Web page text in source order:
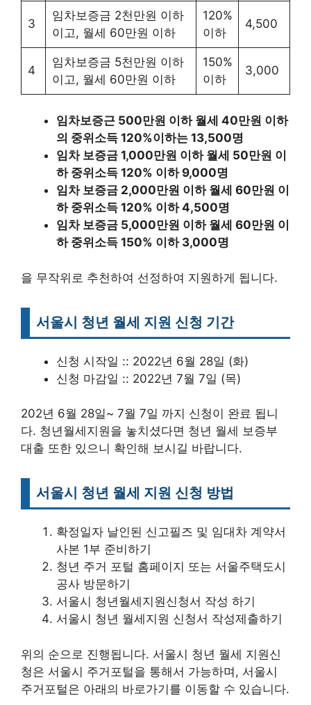
3
임차보증금 2천만원 이하
이고, 월세 60만원 이하
120%
이하
4,500
4
임차보증금 5천만원 이하
이고, 월세 60만원 이하
150%
이하
3,000
임차보증근 500만원 이하 월세 40만원 이하
의 중위소득 120%이하는 13,500명
임차 보증금 1,000만원 이하 월세 50만원 이
하 중위소득 120% 이하 9,000명
임차 보증금 2,000만원 이하 월세 60만원 이
하 중위소득 120% 이하 4,500명
임차 보증금 5,000만원 이하 월세 60만원 이
하 중위소득 150% 이하 3,000명
을 무작위로 추천하여 선정하여 지원하게 됩니다.
서울시 청년 월세 지원 신청 기간
신청 시작일 :: 2022년 6월 28일 (화)
신청 마감일 :: 2022년 7월 7일 (목)
202년 6월 28일~ 7월 7일 까지 신청이 완료 됩니
다. 청년월세지원을 놓치셨다면 청년 월세 보증부
대출 또한 있으니 확인해 보시길 바랍니다.
서울시 청년 월세 지원 신청 방법
확정일자 날인된 신고필즈 및 임대차 계약서
사본 1부 준비하기
청년 주거 포털 홈페이지 또는 서울주택도시
공사 방문하기
서울시 청년월세지원신청서 작성 하기
서울시 청년 월세지원 신청서 작성제출하기
위의 순으로 진행됩니다. 서울시 청년 월세 지원신
청은 서울시 주거포털을 통해서 가능하며, 서울시
주거포털은 아래의 바로가기를 이동할 수 있습니다.